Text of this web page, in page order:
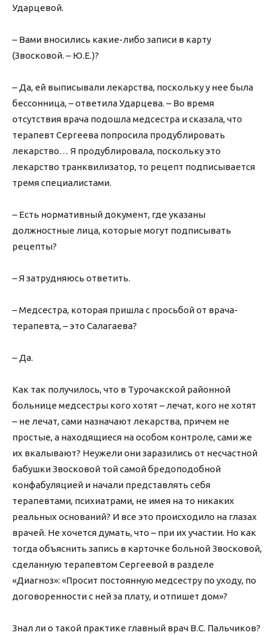
Ударцевой.
– Вами вносились какие-либо записи в карту
(Звосковой. – Ю.Е.)?
– Да, ей выписывали лекарства, поскольку у нее была
бессонница, – ответила Ударцева. – Во время
отсутствия врача подошла медсестра и сказала, что
терапевт Сергеева попросила продублировать
лекарство… Я продублировала, поскольку это
лекарство транквилизатор, то рецепт подписывается
тремя специалистами.
– Есть нормативный документ, где указаны
должностные лица, которые могут подписывать
рецепты?
– Я затрудняюсь ответить.
– Медсестра, которая пришла с просьбой от врача-
терапевта, – это Салагаева?
– Да.
Как так получилось, что в Турочакской районной
больнице медсестры кого хотят – лечат, кого не хотят
– не лечат, сами назначают лекарства, причем не
простые, а находящиеся на особом контроле, сами же
их вкалывают? Неужели они заразились от несчастной
бабушки Звосковой той самой бредоподобной
конфабуляцией и начали представлять себя
терапевтами, психиатрами, не имея на то никаких
реальных оснований? И все это происходило на глазах
врачей. Не хочется думать, что – при их участии. Но как
тогда объяснить запись в карточке больной Звосковой,
сделанную терапевтом Сергеевой в разделе
«Диагноз»: «Просит постоянную медсестру по уходу, по
договоренности с ней за плату, и отпишет дом»?
Знал ли о такой практике главный врач В.С. Пальчиков?